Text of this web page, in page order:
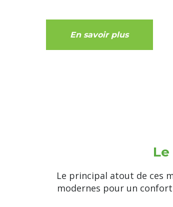
En savoir plus
Le principal atout de ces
modernes pour un